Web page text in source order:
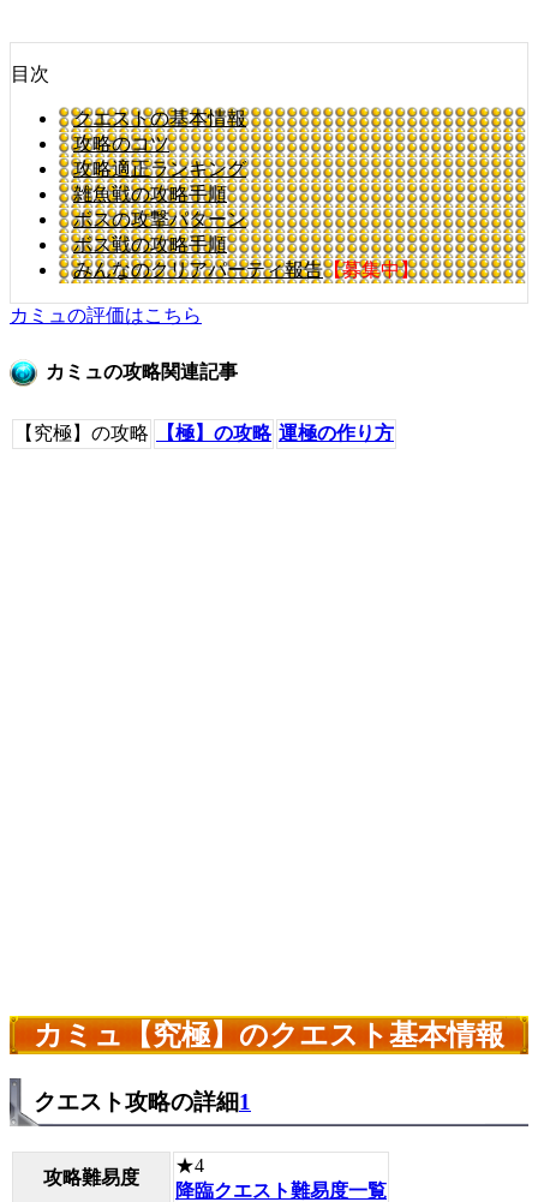
目次
クエストの基本情報
攻略のコツ
攻略適正ランキング
雑魚戦の攻略手順
ボスの攻撃パターン
ボス戦の攻略手順
みんなのクリアパーティ報告【募集中】
カミュの評価はこちら
カミュの攻略関連記事
【究極】の攻略 【極】の攻略 運極の作り方
カミュ【究極】のクエスト基本情報
クエスト攻略の詳細1
攻略難易度
★4
降臨クエスト難易度一覧